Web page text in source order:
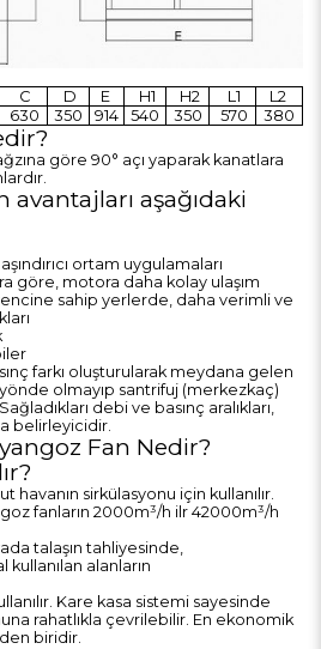
C D E H1 H2 L1
L2
630 350 914 540 350 570 380
göre 90° açı yaparak kanatlara
avantajları aşağıdaki
ortam uygulamaları
göre, motora daha kolay ulaşım
sahip yerlerde, daha verimli ve
farkı oluşturularak meydana gelen
olmayıp santrifuj (merkezkaç)
debi ve basınç aralıkları,
belirleyicidir.
Fan Nedir?
havanın sirkülasyonu için kullanılır.
fanların 2000m³/h ilr 42000m³/h
talaşın tahliyesinde,
alanların
Kare kasa sistemi sayesinde
rahatlıkla çevrilebilir. En ekonomik
biridir.